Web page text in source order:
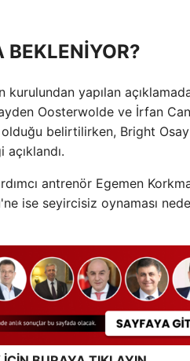
BEKLENİYOR?
yapılan
Oosterwolde ve İrfan Can
olduğu belirtilirken, Bright
antrenör Egemen
ise seyircisiz oynaması